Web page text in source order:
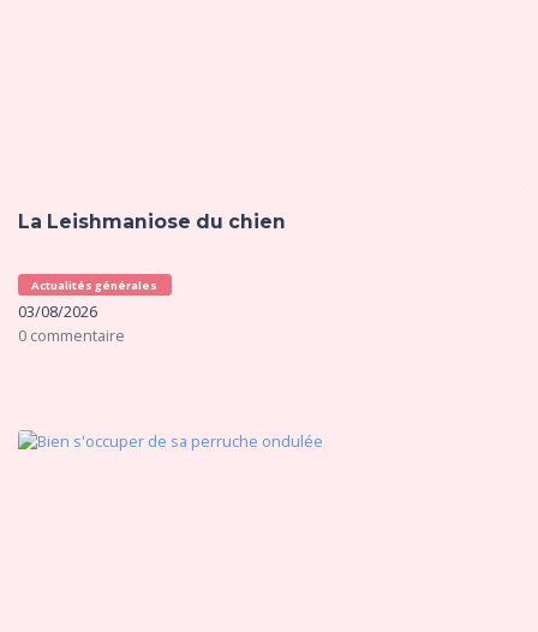
La Leishmaniose du chien
Actualités générales
03/08/2026
0 commentaire